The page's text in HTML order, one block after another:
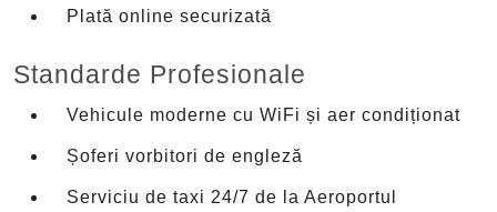
Plată online securizată
Standarde Profesionale
Vehicule moderne cu WiFi și aer condiționat
Șoferi vorbitori de engleză
Serviciu de taxi 24/7 de la Aeroportul